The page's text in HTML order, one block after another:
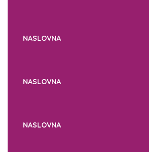
NASLOVNA
NASLOVNA
NASLOVNA